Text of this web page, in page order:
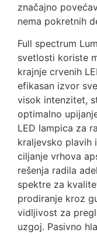
značajno
nema pokretnih
Full spectrum
svetlosti koriste
krajnje crvenih
efikasan izvor
visok intenzitet,
optimalno
LED lampica za
kraljevsko plavih
ciljanje vrhova
rešenja radila
spektre za
prodiranje kroz
vidljivost za
uzgoj. Pasivno